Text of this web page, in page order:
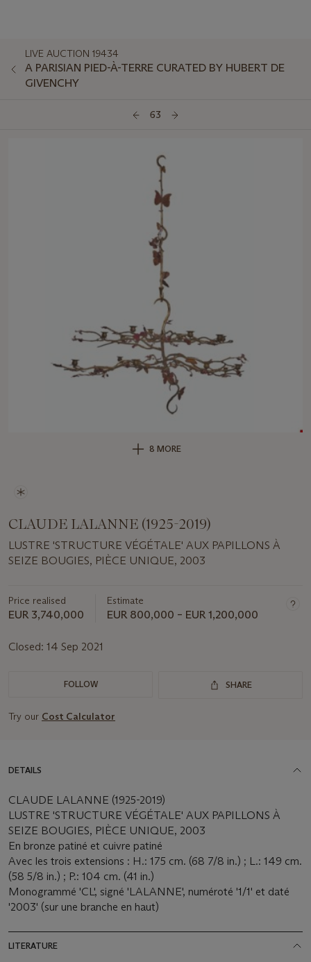
LIVE AUCTION 19434
A PARISIAN PIED-À-TERRE CURATED BY HUBERT DE
GIVENCHY
63
8 MORE
CLAUDE LALANNE (1925-2019)
LUSTRE 'STRUCTURE VÉGÉTALE' AUX PAPILLONS À
SEIZE BOUGIES, PIÈCE UNIQUE, 2003
Price realised
EUR 3,740,000
Estimate
EUR 800,000 – EUR 1,200,000
Closed: 14 Sep 2021
FOLLOW SHARE
Try our Cost Calculator
DETAILS
CLAUDE LALANNE (1925-2019)
LUSTRE 'STRUCTURE VÉGÉTALE' AUX PAPILLONS À
SEIZE BOUGIES, PIÈCE UNIQUE, 2003
En bronze patiné et cuivre patiné
Avec les trois extensions : H.: 175 cm. (68 7/8 in.) ; L.: 149 cm.
(58 5/8 in.) ; P.: 104 cm. (41 in.)
Monogrammé 'CL', signé 'LALANNE', numéroté '1/1' et daté
'2003' (sur une branche en haut)
LITERATURE